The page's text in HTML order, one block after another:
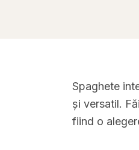
Spaghete
și versatil.
fiind o